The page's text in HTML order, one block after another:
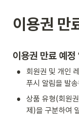
이용권 만
이용권 만료 예
•
회원권 및 개인
푸시 알림을 발
•
상품 유형(회원
제)을 구분하여